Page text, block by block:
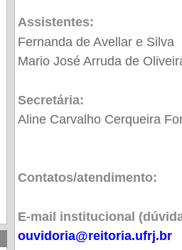
Assistentes:
Fernanda de Avellar e Silva
Mario José Arruda de
Secretária:
Aline Carvalho Cerqueira
Contatos/atendimento:
E-mail institucional
ouvidoria@reitoria.ufrj.br